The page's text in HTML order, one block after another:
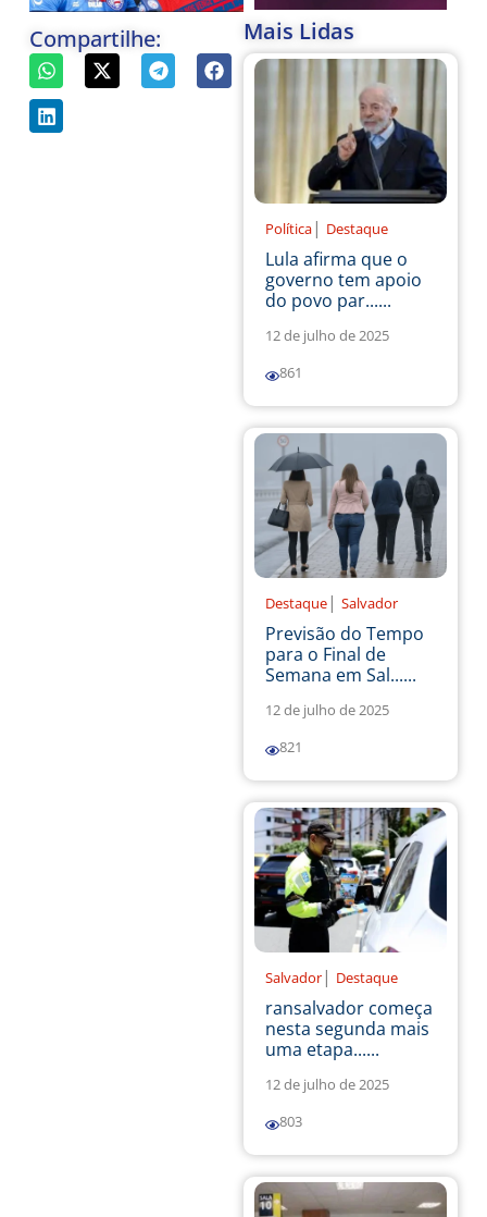
Compartilhe: Mais Lidas
Política | Destaque
Lula afirma que o
governo tem apoio
do povo par......
12 de julho de 2025
861
Destaque | Salvador
Previsão do Tempo
para o Final de
Semana em Sal......
12 de julho de 2025
821
Salvador | Destaque
ransalvador começa
nesta segunda mais
uma etapa......
12 de julho de 2025
803